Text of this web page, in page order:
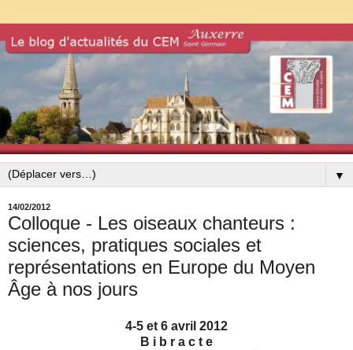
▼
14/02/2012
Colloque - Les oiseaux chanteurs :
sciences, pratiques sociales et
représentations en Europe du Moyen
Âge à nos jours
4‐5 et 6 avril 2012
B i b r a c t e